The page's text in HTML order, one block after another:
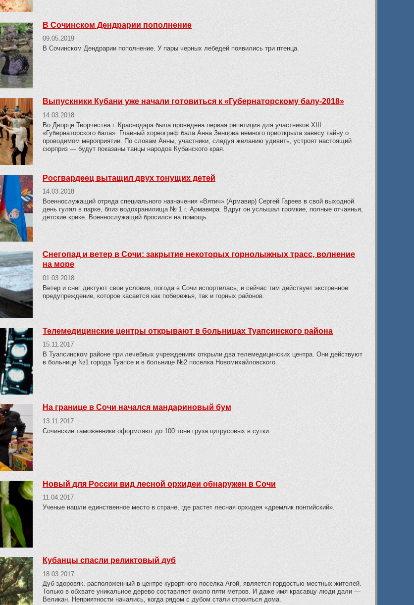
В Сочинском Дендрарии пополнение
09.05.2019
В Сочинском Дендрарии пополнение. У пары черных лебедей появились три птенца.
Выпускники Кубани уже начали готовиться к «Губернаторскому балу-2018»
14.03.2018
Во Дворце Творчества г. Краснодара была проведена первая репетиция для участников XIII
«Губернаторского бала». Главный хореограф бала Анна Зенцова немного приоткрыла завесу тайну о
проводимом мероприятии. По словам Анны, участники, следуя желанию удивить, устроят настоящий
сюрприз — будут показаны танцы народов Кубанского края.
Росгвардеец вытащил двух тонущих детей
14.03.2018
Военнослужащий отряда специального назначения «Вятич» (Армавир) Сергей Гареев в свой выходной
день гулял в парке, близ водохранилища № 1 г. Армавира. Вдруг он услышал громкие, полные отчаянья,
детские крике. Военнослужащий бросился на помощь.
Снегопад и ветер в Сочи: закрытие некоторых горнолыжных трасс, волнение
на море
01.03.2018
Ветер и снег диктуют свои условия, погода в Сочи испортилась, и сейчас там действует экстренное
предупреждение, которое касается как побережья, так и горных районов.
Телемедицинские центры открывают в больницах Туапсинского района
15.11.2017
В Туапсинском районе при лечебных учреждениях открыли два телемедицинских центра. Они действуют
в больнице №1 города Туапсе и в больнице №2 поселка Новомихайловского.
На границе в Сочи начался мандариновый бум
13.11.2017
Сочинские таможенники оформляют до 100 тонн груза цитрусовых в сутки.
Новый для России вид лесной орхидеи обнаружен в Сочи
11.04.2017
Ученые нашли единственное место в стране, где растет лесная орхидея «дремлик понтийский».
Кубанцы спасли реликтовый дуб
18.03.2017
Дуб-здоровяк, расположенный в центре курортного поселка Агой, является гордостью местных жителей.
Только в обхвате уникальное дерево составляет около пяти метров. И даже имя красавцу люди дали —
Великан. Неприятности начались, когда рядом с дубом стали строиться дома.